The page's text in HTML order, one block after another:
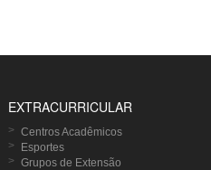
EXTRACURRICULAR
Centros Acadêmicos
Esportes
Grupos de Extensão